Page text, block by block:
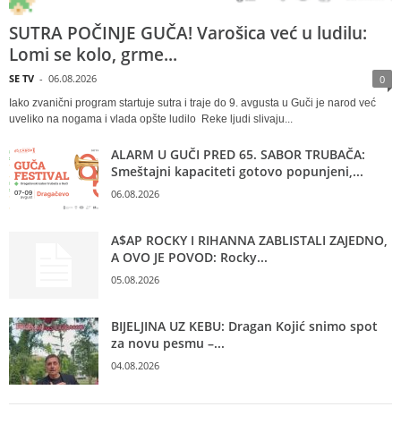
SUTRA POČINJE GUČA! Varošica već u ludilu:
Lomi se kolo, grme...
SE TV - 06.08.2026 0
Iako zvanični program startuje sutra i traje do 9. avgusta u Guči je narod već
uveliko na nogama i vlada opšte ludilo Reke ljudi slivaju...
ALARM U GUČI PRED 65. SABOR TRUBAČA:
Smeštajni kapaciteti gotovo popunjeni,...
06.08.2026
A$AP ROCKY I RIHANNA ZABLISTALI ZAJEDNO,
A OVO JE POVOD: Rocky...
05.08.2026
BIJELJINA UZ KEBU: Dragan Kojić snimo spot
za novu pesmu –...
04.08.2026